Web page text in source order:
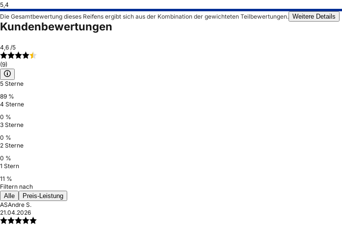
5,4
Die Gesamtbewertung dieses Reifens ergibt sich aus der Kombination der gewichteten Teilbewertungen. Weitere Details
Kundenbewertungen
4,6 /5
(9)
5 Sterne
89 %
4 Sterne
0 %
3 Sterne
0 %
2 Sterne
0 %
1 Stern
11 %
Filtern nach
Alle
Preis-Leistung
ASAndre S.
21.04.2026